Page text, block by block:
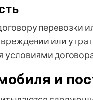
перевозки
или
условиями
и